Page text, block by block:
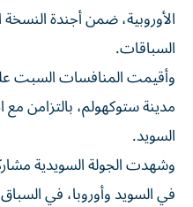
الأوروبية، ضمن أجندة النسخة
السباقات.
وأقيمت المنافسات السبت
مدينة ستوكهولم، بالتزامن
السويد.